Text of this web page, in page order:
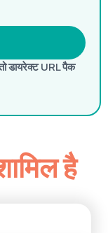
डायरेक्ट URL पैक
है